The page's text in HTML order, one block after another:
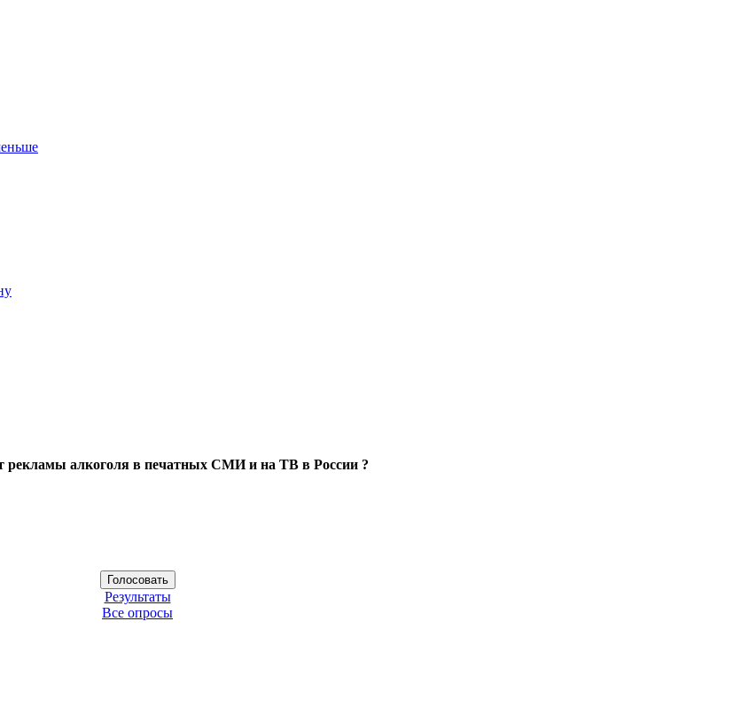
рекламы алкоголя в печатных СМИ и на ТВ в России ?
Результаты
Все опросы